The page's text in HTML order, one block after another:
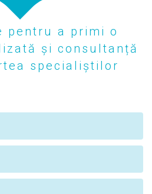
pentru a primi o
și consultanță
specialiștilor